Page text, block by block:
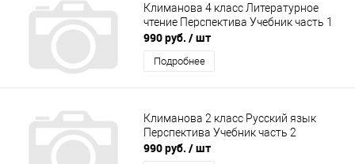
Климанова 4 класс Литературное
чтение Перспектива Учебник часть 1
990 руб. / шт
Подробнее
Климанова 2 класс Русский язык
Перспектива Учебник часть 2
990 руб. / шт